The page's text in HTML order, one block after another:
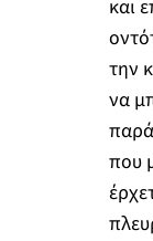
και
την
να
που